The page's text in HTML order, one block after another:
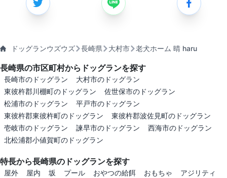
ドッグランウズウズ 長崎県 大村市 老犬ホーム 晴 haru
長崎県の市区町村からドッグランを探す
長崎市のドッグラン
大村市のドッグラン
東彼杵郡川棚町のドッグラン
佐世保市のドッグラン
松浦市のドッグラン
平戸市のドッグラン
東彼杵郡東彼杵町のドッグラン
東彼杵郡波佐見町のドッグラン
壱岐市のドッグラン
諫早市のドッグラン
西海市のドッグラン
北松浦郡小値賀町のドッグラン
特長から長崎県のドッグランを探す
屋外 屋内 坂 プール おやつの給餌 おもちゃ
アジリティ